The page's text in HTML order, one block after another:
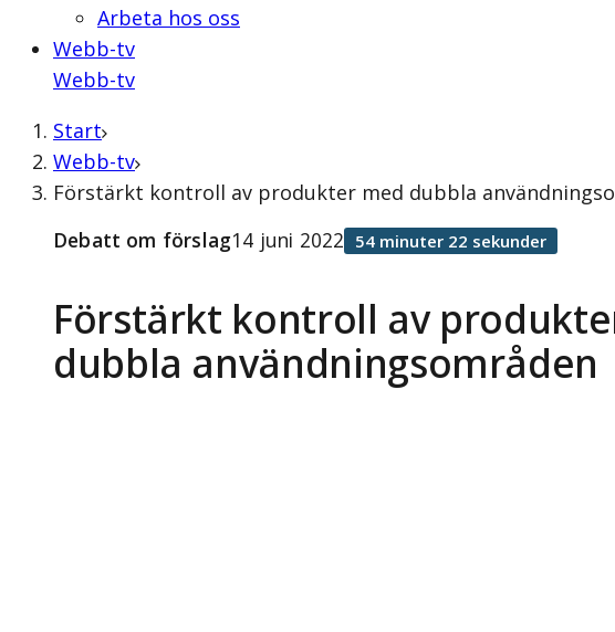
Arbeta hos oss
Webb-tv
Webb-tv
Start
Webb-tv
Förstärkt kontroll av produkter med dubbla
Förstärkt kontroll av
dubbla användningsområden
Debatt om förslag14 juni 2022 54 minuter 22 sekunder